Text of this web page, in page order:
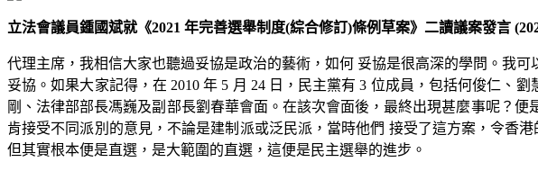
立法會議員鍾國斌就《2021 年完善選舉制度(綜合修訂)條例草案》二讀議案發言
代理主席，我相信大家也聽過妥協是政治的藝術，如何 妥協是很高深的學問。我
妥協。如果大家記得，在 2010 年 5 月 24 日，民主黨有 3 位成員，包括何俊仁、
剛、法律部部長馮巍及副部長劉春華會面。在該次會面後，最終出現甚麼事呢？
肯接受不同派別的意見，不論是建制派或泛民派，當時他們 接受了這方案，令香
但其實根本便是直選，是大範圍的直選，這便是民主選舉的進步。